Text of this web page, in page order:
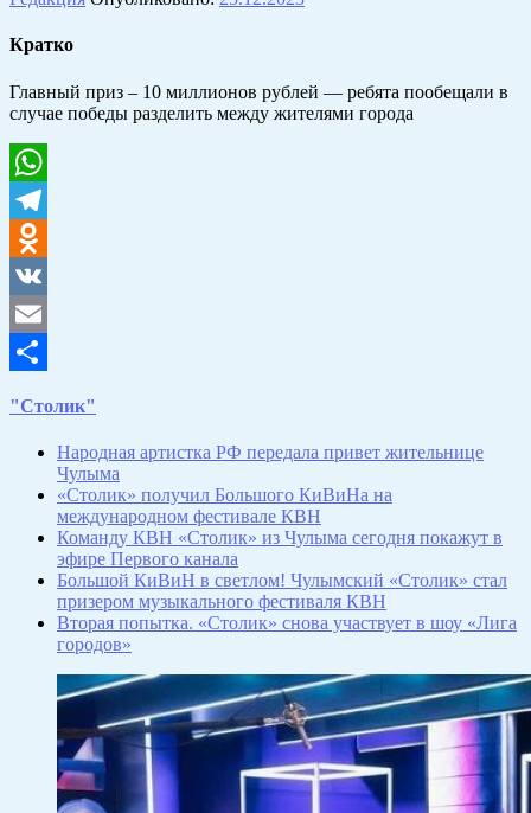
Кратко
Главный приз – 10 миллионов рублей — ребята пообещали в
случае победы разделить между жителями города
WhatsApp
Telegram
Odnoklassniki
VK
Email
"Столик"
Народная артистка РФ передала привет жительнице
Чулыма
«Столик» получил Большого КиВиНа на
международном фестивале КВН
Команду КВН «Столик» из Чулыма сегодня покажут в
эфире Первого канала
Большой КиВиН в светлом! Чулымский «Столик» стал
призером музыкального фестиваля КВН
Вторая попытка. «Столик» снова участвует в шоу «Лига
городов»